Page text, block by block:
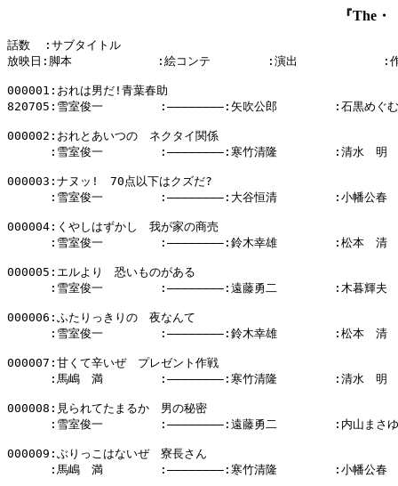
『The
話数  :サブタイトル
放映日:脚本            :絵コンテ        :演出            :作
000001:おれは男だ!青葉春助
820705:雪室俊一        :――――――――:矢吹公郎        :石黒めぐむ
000002:おれとあいつの　ネクタイ関係
      :雪室俊一        :――――――――:寒竹清隆        :清水　明
000003:ナヌッ!　70点以下はクズだ?
      :雪室俊一        :――――――――:大谷恒清        :小幡公春
000004:くやしはずかし　我が家の商売
      :雪室俊一        :――――――――:鈴木幸雄        :松本　清
000005:エルより　恐いものがある
      :雪室俊一        :――――――――:遠藤勇二        :木暮輝夫
000006:ふたりっきりの　夜なんて
      :雪室俊一        :――――――――:鈴木幸雄        :松本　清
000007:甘くて辛いぜ　プレゼント作戦
      :馬嶋　満        :――――――――:寒竹清隆        :清水　明
000008:見られてたまるか　男の秘密
:雪室俊一        :――――――――:遠藤勇二        :内山まさ
000009:ぶりっこはないぜ　寮長さん
      :馬嶋　満        :――――――――:寒竹清隆        :小幡公春